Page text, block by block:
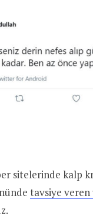
sitelerinde kalp
tavsiye veren